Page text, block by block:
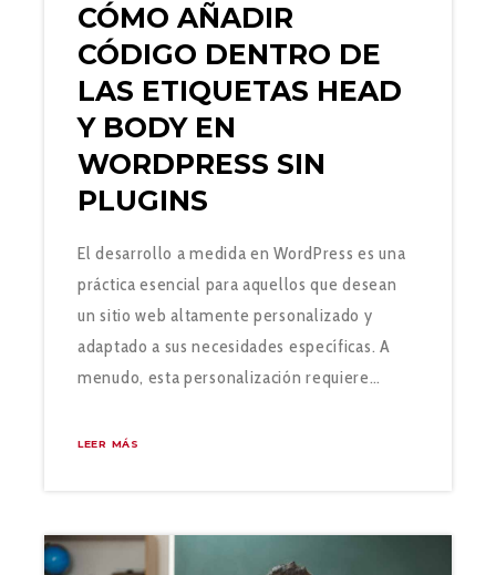
CÓMO AÑADIR
CÓDIGO DENTRO DE
LAS ETIQUETAS HEAD
Y BODY EN
WORDPRESS SIN
PLUGINS
El desarrollo a medida en WordPress es una
práctica esencial para aquellos que desean
un sitio web altamente personalizado y
adaptado a sus necesidades específicas. A
menudo, esta personalización requiere…
LEER MÁS